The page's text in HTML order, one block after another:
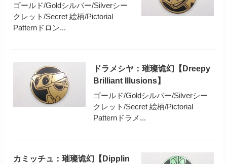
ゴールド/Goldシルバー/Silverシー
クレット/Secret 絵柄/Pictorial
Patternドロン...
ドラメシヤ：璀璨诡幻【Dreepy
Brilliant Illusions】
ゴールド/Goldシルバー/Silverシー
クレット/Secret 絵柄/Pictorial
Patternドラメ...
カミッチュ：璀璨诡幻【Dipplin